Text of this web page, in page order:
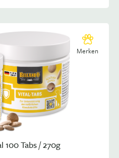
Merken
100 Tabs / 270g